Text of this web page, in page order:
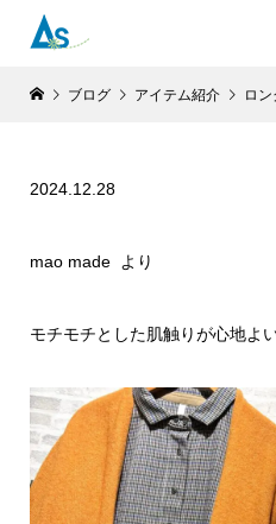
ブログ アイテム紹介 ロ
2024.12.28
mao made より
モチモチとした肌触りが心地よ